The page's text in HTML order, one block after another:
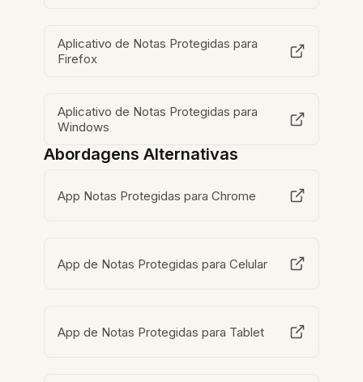
Aplicativo de Notas Protegidas para
Firefox
Aplicativo de Notas Protegidas para
Windows
Abordagens Alternativas
App Notas Protegidas para Chrome
App de Notas Protegidas para Celular
App de Notas Protegidas para Tablet